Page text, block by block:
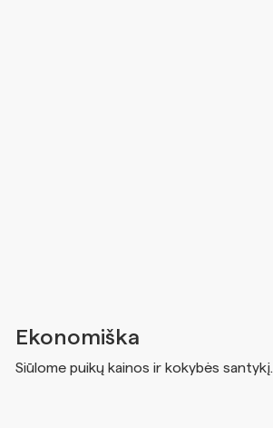
Ekonomiška
Siūlome puikų kainos ir kokybės santykį.